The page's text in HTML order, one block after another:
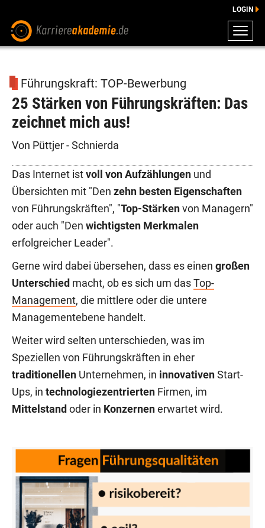
ENGLISCHE DOWNLOADS
E-LEARNING
FAQ
BERATUNG
LOGIN
Führungskraft: TOP-Bewerbung
25 Stärken von Führungskräften: Das
zeichnet mich aus!
Von Püttjer - Schnierda
Das Internet ist voll von Aufzählungen und
Übersichten mit "Den zehn besten Eigenschaften
von Führungskräften", "Top-Stärken von Managern"
oder auch "Den wichtigsten Merkmalen
erfolgreicher Leader".
Gerne wird dabei übersehen, dass es einen großen
Unterschied macht, ob es sich um das Top-
Management, die mittlere oder die untere
Managementebene handelt.
Weiter wird selten unterschieden, was im
Speziellen von Führungskräften in eher
traditionellen Unternehmen, in innovativen Start-
Ups, in technologiezentrierten Firmen, im
Mittelstand oder in Konzernen erwartet wird.